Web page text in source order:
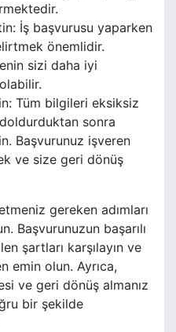
İş başvurusu yaparken
önemlidir.
sizi daha iyi
Tüm bilgileri eksiksiz
sonra
Başvurunuz işveren
ve size geri dönüş
gereken adımları
Başvurunuzun başarılı
şartları karşılayın ve
emin olun. Ayrıca,
ve geri dönüş almanız
bir şekilde